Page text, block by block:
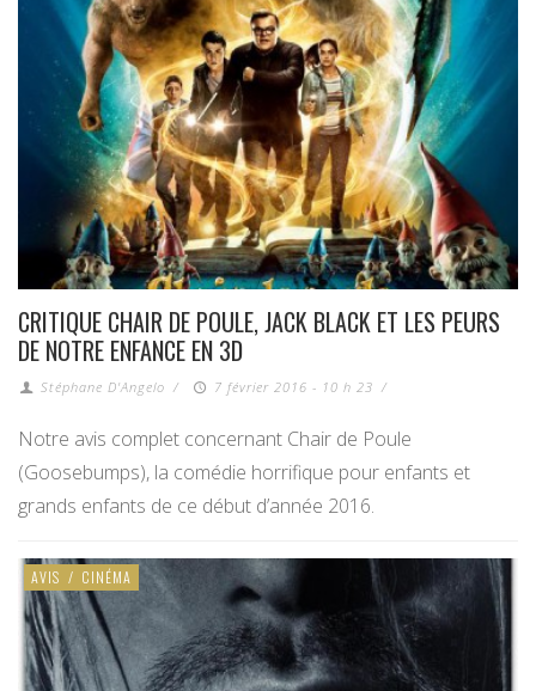
CRITIQUE CHAIR DE POULE, JACK BLACK ET LES PEURS
DE NOTRE ENFANCE EN 3D
Stéphane D'Angelo / 7 février 2016 - 10 h 23 /
Notre avis complet concernant Chair de Poule
(Goosebumps), la comédie horrifique pour enfants et
grands enfants de ce début d’année 2016.
AVIS / CINÉMA